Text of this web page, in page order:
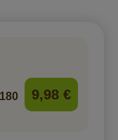
9,98 €